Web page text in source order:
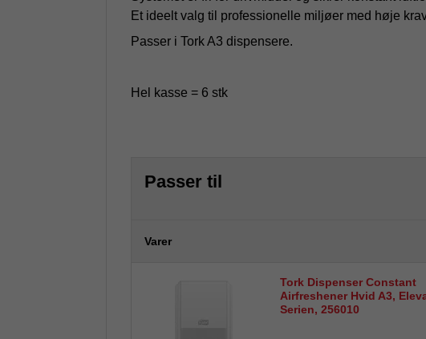
Et ideelt valg til professionelle miljøer med høje
Passer i Tork A3 dispensere.
Hel kasse = 6 stk
Passer til
Varer
Tork Dispenser Constant
Airfreshener Hvid A3,
Serien, 256010